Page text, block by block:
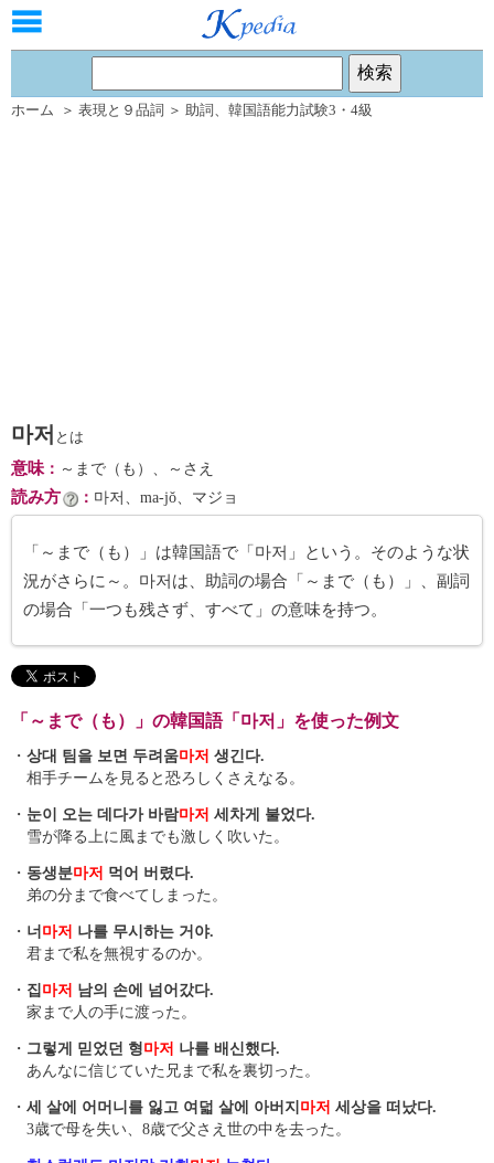
ホーム ＞ 表現と９品詞 ＞ 助詞 、 韓国語能力試験3・4級
마저 とは
意味： ～まで（も）、～さえ
読み方 ： 마저、ma-jŏ、マジョ
「～まで（も）」は韓国語で「마저」という。そのような状
況がさらに～。마저は、助詞の場合「～まで（も）」、副詞
の場合「一つも残さず、すべて」の意味を持つ。
「～まで（も）」の韓国語「마저」を使った例文
・ 상대 팀을 보면 두려움마저 생긴다.
相手チームを見ると恐ろしくさえなる。
・ 눈이 오는 데다가 바람마저 세차게 불었다.
雪が降る上に風までも激しく吹いた。
・ 동생분마저 먹어 버렸다.
弟の分まで食べてしまった。
・ 너 마저 나를 무시하는 거야.
君まで私を無視するのか。
・ 집 마저 남의 손에 넘어갔다.
家まで人の手に渡った。
・ 그렇게 믿었던 형마저 나를 배신했다.
あんなに信じていた兄まで私を裏切った。
・ 세 살에 어머니를 잃고 여덟 살에 아버지 마저 세상을 떠났다.
3歳で母を失い、8歳で父さえ世の中を去った。